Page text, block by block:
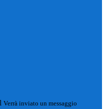
Verrà inviato un messaggio